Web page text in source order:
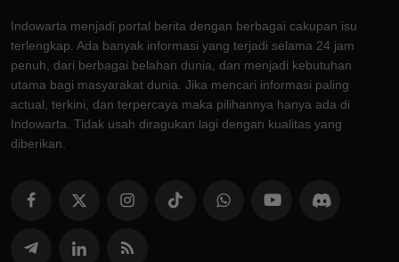
Indowarta menjadi portal berita dengan berbagai cakupan isu
terlengkap. Ada banyak informasi yang terjadi selama 24 jam
penuh, dari berbagai belahan dunia, dan menjadi kebutuhan
utama bagi masyarakat dunia. Jika mencari informasi paling
actual, terkini, dan terpercaya maka pilihannya hanya ada di
Indowarta. Tidak usah diragukan lagi dengan kualitas yang
diberikan.